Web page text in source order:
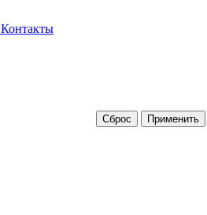
Контакты
Сброс Применить